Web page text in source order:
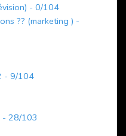
- 0/104
?? (marketing ) -
- 9/104
- 28/103